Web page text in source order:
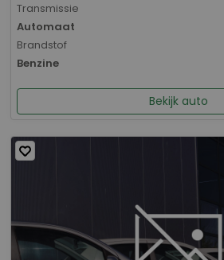
Transmissie
Automaat
Brandstof
Benzine
Bekijk auto